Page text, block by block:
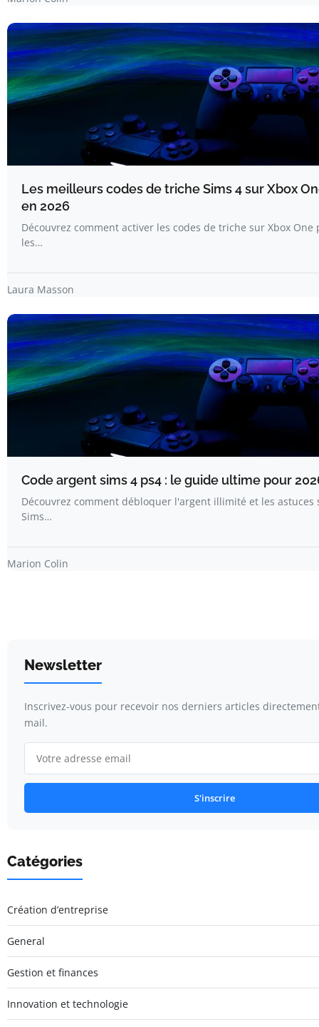
Les meilleurs codes de triche Sims 4 sur Xbox
en 2026
Découvrez comment activer les codes de triche sur Xbox
les…
Laura Masson
Code argent sims 4 ps4 : le guide ultime pour
Découvrez comment débloquer l'argent illimité et les astuces
Sims…
Marion Colin
Newsletter
Inscrivez-vous pour recevoir nos derniers articles
mail.
S'inscrire
Catégories
Création d’entreprise
General
Gestion et finances
Innovation et technologie